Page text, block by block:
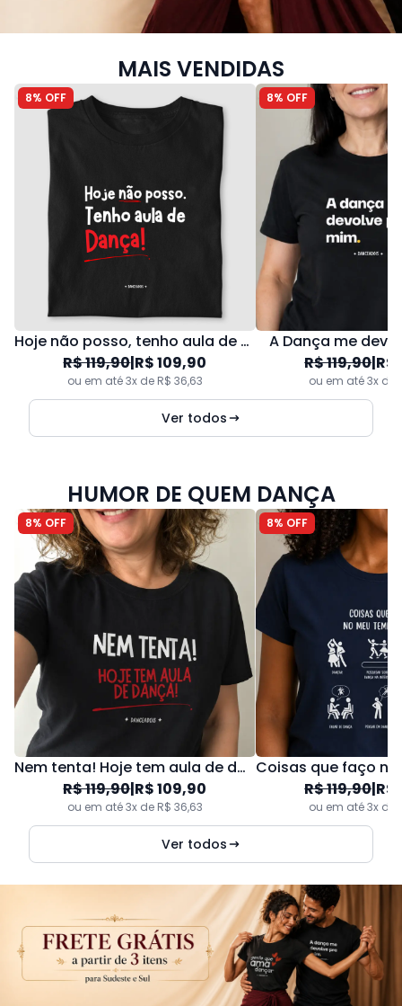
MAIS VENDIDAS
8% OFF
Hoje não posso, tenho aula de dança!
R$ 119,90|R$ 109,90
ou em até 3x de R$ 36,63
8% OFF
A Dança me
R$ 119,90|R$
ou em até 3x de
Ver todos
HUMOR DE QUEM DANÇA
8% OFF
Nem tenta! Hoje tem aula de dança!
R$ 119,90|R$ 109,90
ou em até 3x de R$ 36,63
8% OFF
R$ 119,90|R$
ou em até 3x de
Ver todos